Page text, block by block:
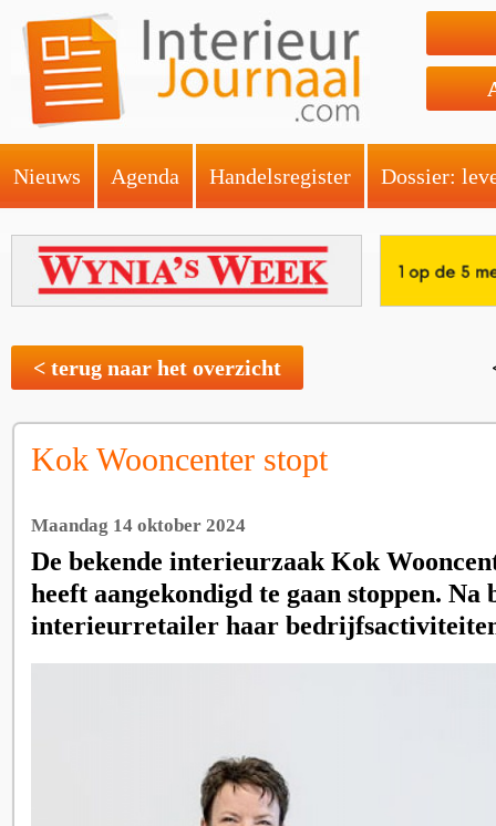
Nieuws Agenda Handelsregister Dossier:
< terug naar het overzicht
Kok Wooncenter stopt
Maandag 14 oktober 2024
De bekende interieurzaak Kok
heeft aangekondigd te gaan stoppen.
interieurretailer haar